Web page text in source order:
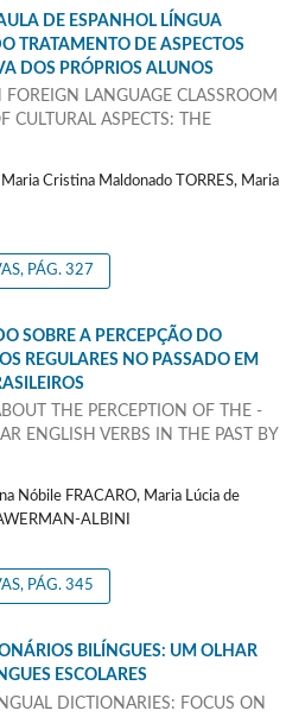
DE ESPANHOL LÍNGUA
TRATAMENTO DE ASPECTOS
DOS PRÓPRIOS ALUNOS
FOREIGN LANGUAGE CLASSROOM
CULTURAL ASPECTS: THE
Cristina Maldonado TORRES, Maria
PÁG. 327
SOBRE A PERCEPÇÃO DO
REGULARES NO PASSADO EM
THE PERCEPTION OF THE -
ENGLISH VERBS IN THE PAST BY
Nóbile FRACARO, Maria Lúcia de
ALBINI
PÁG. 345
BILÍNGUES: UM OLHAR
ESCOLARES
DICTIONARIES: FOCUS ON